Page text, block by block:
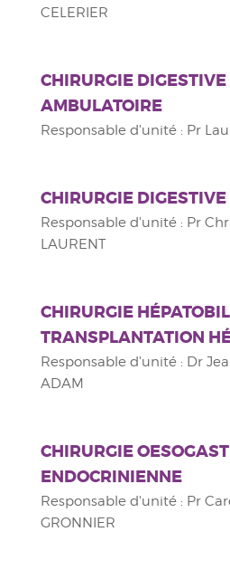
CELERIER
CHIRURGIE DIGESTIVE
AMBULATOIRE
Responsable d'unité : Pr
CHIRURGIE
Responsable d'unité : Pr
LAURENT
CHIRURGIE
TRANSPLANTATION
Responsable d'unité : Dr
ADAM
CHIRURGIE
ENDOCRINIENNE
Responsable d'unité : Pr
GRONNIER